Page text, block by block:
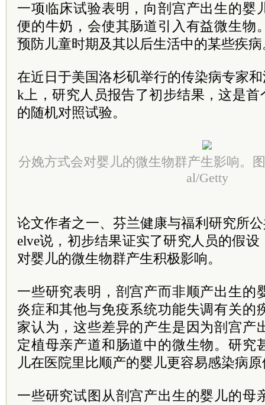
一项临床试验表明，向剖宫产出生的婴
便的牛奶，会使其肠道引入有益微生物
预防儿童时期及其以后生活中的某些疾病
在近日于美国洛杉矶举行的传染病专家
k上，研究人员报告了初步结果，这是首
的随机对照试验。
分娩方式会对婴儿的微生物群产生影响。
al/Getty
论文作者之一、芬兰健康与福利研究所
elve说，初步结果证实了研究人员的假
对婴儿的微生物群产生积极影响。
一些研究表明，剖宫产而非顺产出生的
炎症和其他与免疫系统功能失调有关的
家认为，这些差异的产生是因为剖宫产
定植母亲产道和肠道中的微生物。研究
儿在医院里比顺产的婴儿更容易感染病
一些研究试图从剖宫产出生的婴儿的母